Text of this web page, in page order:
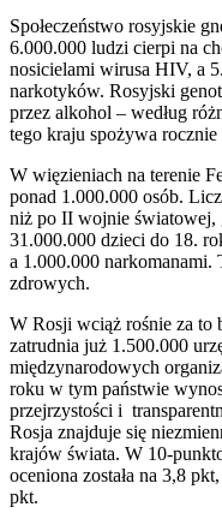
Społeczeństwo rosyjskie
6.000.000 ludzi cierpi na
nosicielami wirusa HIV, a
narkotyków. Rosyjski
przez alkohol – według
tego kraju spożywa
W więzieniach na terenie
ponad 1.000.000 osób.
niż po II wojnie światowej,
31.000.000 dzieci do 18.
a 1.000.000 narkomanami.
zdrowych.
W Rosji wciąż rośnie za to
zatrudnia już 1.500.000
międzynarodowych
roku w tym państwie
przejrzystości i
Rosja znajduje się
krajów świata. W 10-
oceniona została na 3,8
pkt.